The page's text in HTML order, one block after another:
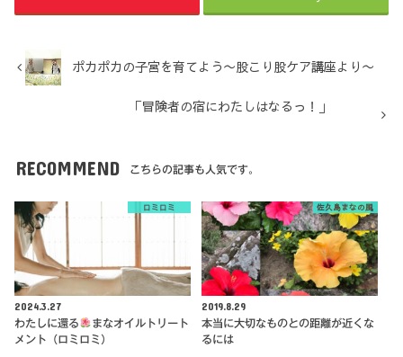
ポカポカの子宮を育てよう〜股こり股ケア講座より〜
「冒険者の宿にわたしはなるっ！」
RECOMMEND こちらの記事も人気です。
ロミロミ
2024.3.27
わたしに還る
まなオイルトリート
メント（ロミロミ）
佐久島まなの風
2019.8.29
本当に大切なものとの距離が近くな
るには